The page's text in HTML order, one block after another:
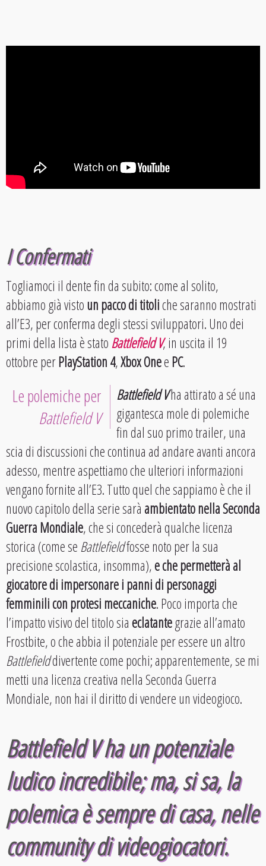
I Confermati
Togliamoci il dente fin da subito: come al solito,
abbiamo già vistoun pacco di titoliche saranno mostrati
all’E3, per conferma degli stessi sviluppatori. Uno dei
primi della lista è statoBattlefield V, in uscita il 19
ottobre perPlayStation 4,Xbox OneePC.
Le polemiche per
Battlefield V
Battlefield Vha attirato a sé una
gigantesca mole di polemiche
fin dal suo primo trailer, una
scia di discussioni che continua ad andare avanti ancora
adesso, mentre aspettiamo che ulteriori informazioni
vengano fornite all’E3. Tutto quel che sappiamo è che il
nuovo capitolo della serie saràambientato nella Seconda
Guerra Mondiale, che si concederà qualche licenza
storica (come se Battlefieldfosse noto per la sua
precisione scolastica, insomma),e che permetterà al
giocatore di impersonare i panni di personaggi
femminili con protesi meccaniche. Poco importa che
l’impatto visivo del titolo siaeclatantegrazie all’amato
Frostbite, o che abbia il potenziale per essere un altro
Battlefielddivertente come pochi; apparentemente, se mi
metti una licenza creativa nella Seconda Guerra
Mondiale, non hai il diritto di vendere un videogioco.
Battlefield Vha un potenziale
ludico incredibile; ma, si sa, la
polemica è sempre di casa, nelle
community di videogiocatori.